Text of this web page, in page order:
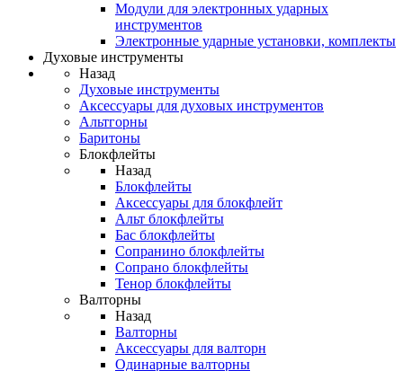
Модули для электронных ударных
инструментов
Электронные ударные установки, комплекты
Духовые инструменты
Назад
Духовые инструменты
Аксессуары для духовых инструментов
Альтгорны
Баритоны
Блокфлейты
Назад
Блокфлейты
Аксессуары для блокфлейт
Альт блокфлейты
Бас блокфлейты
Сопранино блокфлейты
Сопрано блокфлейты
Тенор блокфлейты
Валторны
Назад
Валторны
Аксессуары для валторн
Одинарные валторны